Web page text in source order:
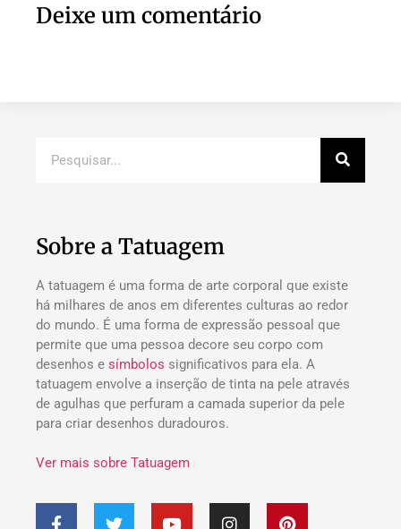
Deixe um comentário
Sobre a Tatuagem
A tatuagem é uma forma de arte corporal que existe
há milhares de anos em diferentes culturas ao redor
do mundo. É uma forma de expressão pessoal que
permite que uma pessoa decore seu corpo com
desenhos e símbolos significativos para ela. A
tatuagem envolve a inserção de tinta na pele através
de agulhas que perfuram a camada superior da pele
para criar desenhos duradouros.
Ver mais sobre Tatuagem